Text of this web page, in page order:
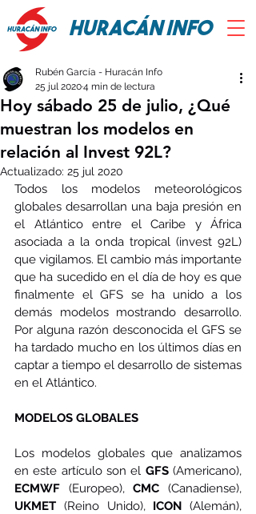
HURACÁN INFO
Hoy sábado 25 de julio, ¿Qué
muestran los modelos en
relación al Invest 92L?
Rubén García - Huracán Info
25 jul 20204 min de lectura
Actualizado: 25 jul 2020
Todos los modelos meteorológicos
globales desarrollan una baja presión en
el Atlántico entre el Caribe y África
asociada a la onda tropical (invest 92L)
que vigilamos. El cambio más importante
que ha sucedido en el día de hoy es que
finalmente el GFS se ha unido a los
demás modelos mostrando desarrollo.
Por alguna razón desconocida el GFS se
ha tardado mucho en los últimos días en
captar a tiempo el desarrollo de sistemas
en el Atlántico.
MODELOS GLOBALES
Los modelos globales que analizamos
en este artículo son el GFS
ECMWF (Europeo), CMC
UKMET (Reino Unido), ICON